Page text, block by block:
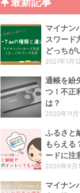
マイナン
スワード
どっちが
2021年1月
通帳を紛
つ！不正
は？
2020年11月
ふるさと
もらえる
ードに注
2020年9月
マイナン